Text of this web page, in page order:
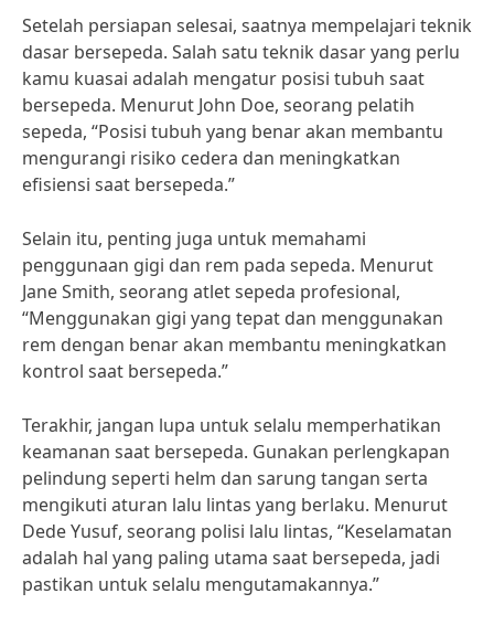
Setelah persiapan selesai, saatnya mempelajari teknik
dasar bersepeda. Salah satu teknik dasar yang perlu
kamu kuasai adalah mengatur posisi tubuh saat
bersepeda. Menurut John Doe, seorang pelatih
sepeda, “Posisi tubuh yang benar akan membantu
mengurangi risiko cedera dan meningkatkan
efisiensi saat bersepeda.”
Selain itu, penting juga untuk memahami
penggunaan gigi dan rem pada sepeda. Menurut
Jane Smith, seorang atlet sepeda profesional,
“Menggunakan gigi yang tepat dan menggunakan
rem dengan benar akan membantu meningkatkan
kontrol saat bersepeda.”
Terakhir, jangan lupa untuk selalu memperhatikan
keamanan saat bersepeda. Gunakan perlengkapan
pelindung seperti helm dan sarung tangan serta
mengikuti aturan lalu lintas yang berlaku. Menurut
Dede Yusuf, seorang polisi lalu lintas, “Keselamatan
adalah hal yang paling utama saat bersepeda, jadi
pastikan untuk selalu mengutamakannya.”